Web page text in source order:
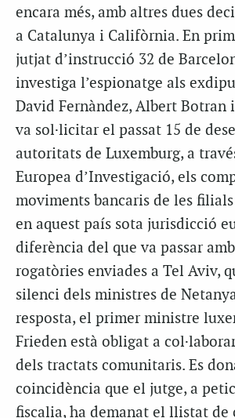
encara més, amb altres dues
a Catalunya i Califòrnia. En
jutjat d’instrucció 32 de
investiga l’espionatge als
David Fernàndez, Albert Botran
va sol·licitar el passat 15 de
autoritats de Luxemburg, a
Europea d’Investigació, els
moviments bancaris de les filials
en aquest país sota jurisdicció
diferència del que va passar
rogatòries enviades a Tel Aviv,
silenci dels ministres de
resposta, el primer ministre
Frieden està obligat a
dels tractats comunitaris. Es
coincidència que el jutge, a
fiscalia, ha demanat el llistat de